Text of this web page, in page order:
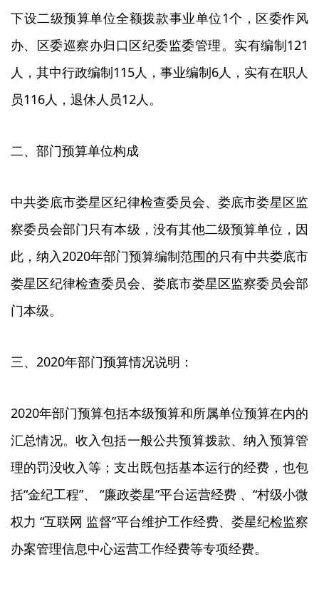
下设二级预算单位全额拨款事业单位1个，区委作风
办、区委巡察办归口区纪委监委管理。实有编制121
人，其中行政编制115人，事业编制6人，实有在职人
员116人，退休人员12人。
二、部门预算单位构成
中共娄底市娄星区纪律检查委员会、娄底市娄星区监
察委员会部门只有本级，没有其他二级预算单位，因
此，纳入2020年部门预算编制范围的只有中共娄底市
娄星区纪律检查委员会、娄底市娄星区监察委员会部
门本级。
三、2020年部门预算情况说明：
2020年部门预算包括本级预算和所属单位预算在内的
汇总情况。收入包括一般公共预算拨款、纳入预算管
理的罚没收入等；支出既包括基本运行的经费，也包
括“金纪工程”、 “廉政娄星”平台运营经费 、“村级小微
权力 “互联网 监督”平台维护工作经费、娄星纪检监察
办案管理信息中心运营工作经费等专项经费。